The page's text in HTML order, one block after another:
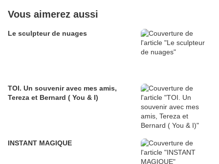
Vous aimerez aussi
Le sculpteur de nuages
TOI. Un souvenir avec mes amis,
Tereza et Bernard ( You & I)
INSTANT MAGIQUE